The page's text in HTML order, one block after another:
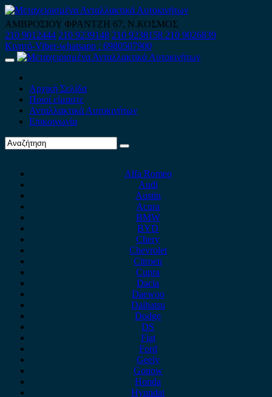
Skip
to
content
ΑΜΒΡΟΣΙΟΥ ΦΡΑΝΤΖΗ 67, Ν.ΚΟΣΜΟΣ
210 9012444 210 9239148 210 9238158 210 9026839
Κινητό-Viber-whatsapp : 6980507900
Primary
Αρχική Σελίδα
Ποιοί είμαστε
Ανταλλακτικά Αυτοκινήτων
Επικοινωνία
Alfa Romeo
Audi
Austin
Acura
BMW
BYD
Chery
Chevrolet
Citroen
Cupra
Dacia
Daewoo
Daihatsu
Dodge
DS
Fiat
Ford
Geely
Gonow
Honda
Hyundai